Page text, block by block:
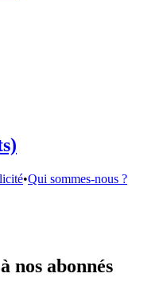
•Qui sommes-nous ?
:
nos abonnés